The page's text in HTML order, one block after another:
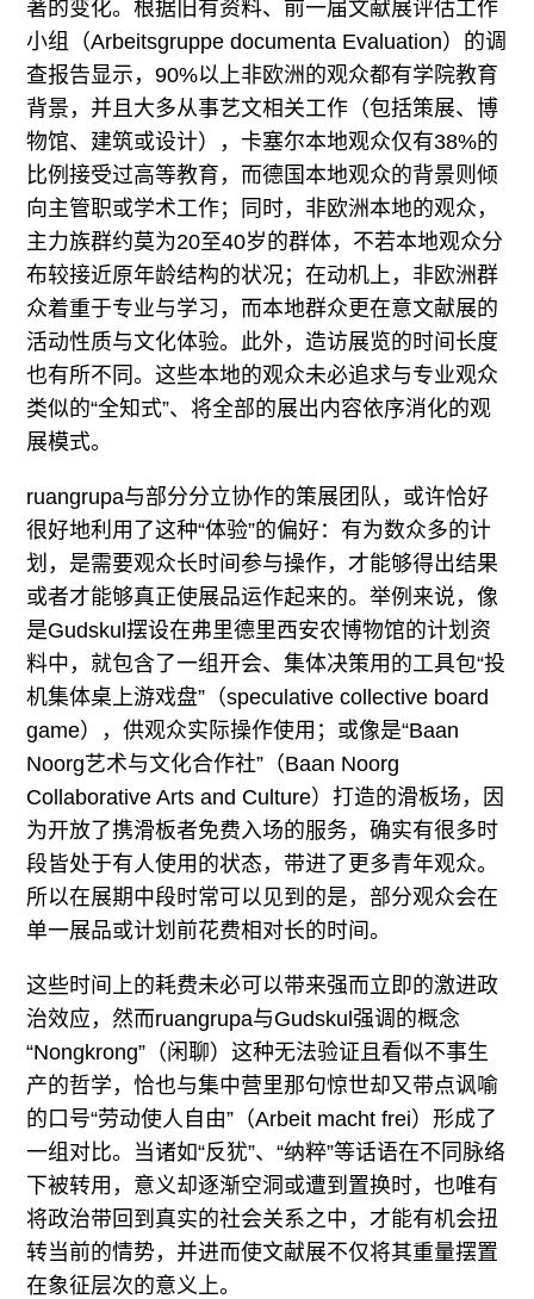
著的变化。根据旧有资料、前一届文献展评估工作
小组（Arbeitsgruppe documenta Evaluation）的调
查报告显示，90%以上非欧洲的观众都有学院教育
背景，并且大多从事艺文相关工作（包括策展、博
物馆、建筑或设计），卡塞尔本地观众仅有38%的
比例接受过高等教育，而德国本地观众的背景则倾
向主管职或学术工作；同时，非欧洲本地的观众，
主力族群约莫为20至40岁的群体，不若本地观众分
布较接近原年龄结构的状况；在动机上，非欧洲群
众着重于专业与学习，而本地群众更在意文献展的
活动性质与文化体验。此外，造访展览的时间长度
也有所不同。这些本地的观众未必追求与专业观众
类似的“全知式”、将全部的展出内容依序消化的观
展模式。
ruangrupa与部分分立协作的策展团队，或许恰好
很好地利用了这种“体验”的偏好：有为数众多的计
划，是需要观众长时间参与操作，才能够得出结果
或者才能够真正使展品运作起来的。举例来说，像
是Gudskul摆设在弗里德里西安农博物馆的计划资
料中，就包含了一组开会、集体决策用的工具包“投
机集体桌上游戏盘”（speculative collective board
game），供观众实际操作使用；或像是“Baan
Noorg艺术与文化合作社”（Baan Noorg
Collaborative Arts and Culture）打造的滑板场，因
为开放了携滑板者免费入场的服务，确实有很多时
段皆处于有人使用的状态，带进了更多青年观众。
所以在展期中段时常可以见到的是，部分观众会在
单一展品或计划前花费相对长的时间。
这些时间上的耗费未必可以带来强而立即的激进政
治效应，然而ruangrupa与Gudskul强调的概念
“Nongkrong”（闲聊）这种无法验证且看似不事生
产的哲学，恰也与集中营里那句惊世却又带点讽喻
的口号“劳动使人自由”（Arbeit macht frei）形成了
一组对比。当诸如“反犹”、“纳粹”等话语在不同脉络
下被转用，意义却逐渐空洞或遭到置换时，也唯有
将政治带回到真实的社会关系之中，才能有机会扭
转当前的情势，并进而使文献展不仅将其重量摆置
在象征层次的意义上。